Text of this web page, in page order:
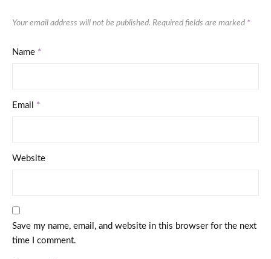
Your email address will not be published. Required fields are marked *
Name *
Email *
Website
Save my name, email, and website in this browser for the next
time I comment.